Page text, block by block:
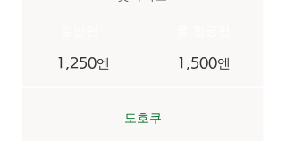
1,250엔 1,500엔
도호쿠